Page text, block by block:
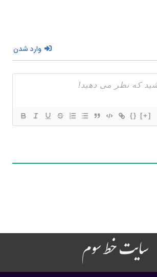
وارد شدن
{} [+]
سایت خط سوم